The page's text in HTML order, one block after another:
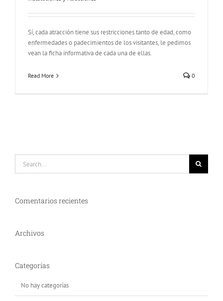
Sí, cada atracción tiene sus restricciones tanto de edad, como
enfermedades o padecimientos de los visitantes, le pedimos
vean la ficha informativa de cada una de ellas.
Read More 0
Comentarios recientes
Archivos
Categorías
No hay categorías